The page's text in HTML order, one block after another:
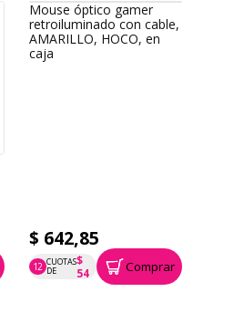
Mouse óptico gamer
retroiluminado con cable,
AMARILLO, HOCO, en
caja
$ 642,85
12 CUOTAS
DE
$
54
P.T.F. $ 643 Comprar